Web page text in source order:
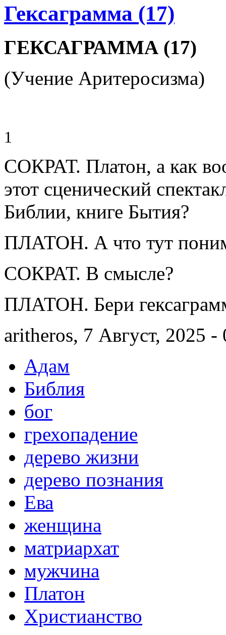
Гексаграмма (17)
ГЕКСАГРАММА (17)
(Учение Аритеросизма)
1
СОКРАТ. Платон, а как
этот сценический
Библии, книге Бытия?
ПЛАТОН. А что тут
СОКРАТ. В смысле?
ПЛАТОН. Бери
aritheros, 7 Август, 2025 -
Адам
Библия
бог
грехопадение
дерево жизни
дерево познания
Ева
женщина
матриархат
мужчина
Платон
Христианство